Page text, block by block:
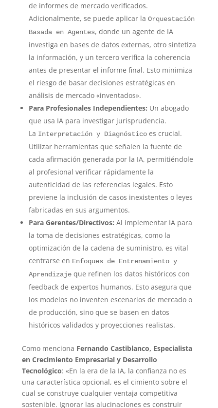
de informes de mercado verificados.
Adicionalmente, se puede aplicar la Orquestación
Basada en Agentes, donde un agente de IA
investiga en bases de datos externas, otro sintetiza
la información, y un tercero verifica la coherencia
antes de presentar el informe final. Esto minimiza
el riesgo de basar decisiones estratégicas en
análisis de mercado «inventados».
Para Profesionales Independientes: Un abogado
que usa IA para investigar jurisprudencia.
La Interpretación y Diagnósticoes crucial.
Utilizar herramientas que señalen la fuente de
cada afirmación generada por la IA, permitiéndole
al profesional verificar rápidamente la
autenticidad de las referencias legales. Esto
previene la inclusión de casos inexistentes o leyes
fabricadas en sus argumentos.
Para Gerentes/Directivos: Al implementar IA para
la toma de decisiones estratégicas, como la
optimización de la cadena de suministro, es vital
centrarse en Enfoques de Entrenamiento y
Aprendizajeque refinen los datos históricos con
feedback de expertos humanos. Esto asegura que
los modelos no inventen escenarios de mercado o
de producción, sino que se basen en datos
históricos validados y proyecciones realistas.
Como menciona Fernando Castiblanco, Especialista
en Crecimiento Empresarial y Desarrollo
Tecnológico: «En la era de la IA, la confianza no es
una característica opcional, es el cimiento sobre el
cual se construye cualquier ventaja competitiva
sostenible. Ignorar las alucinaciones es construir